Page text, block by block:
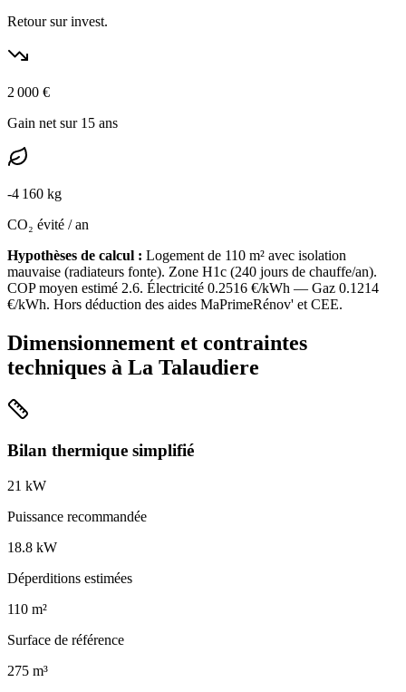
Retour sur invest.
2 000 €
Gain net sur 15 ans
-4 160 kg
CO₂ évité / an
Hypothèses de calcul : Logement de 110 m² avec isolation
mauvaise (radiateurs fonte). Zone H1c (240 jours de chauffe/an).
COP moyen estimé 2.6. Électricité 0.2516 €/kWh — Gaz 0.1214
€/kWh. Hors déduction des aides MaPrimeRénov' et CEE.
Dimensionnement et contraintes
techniques à La Talaudiere
Bilan thermique simplifié
21 kW
Puissance recommandée
18.8 kW
Déperditions estimées
110 m²
Surface de référence
275 m³